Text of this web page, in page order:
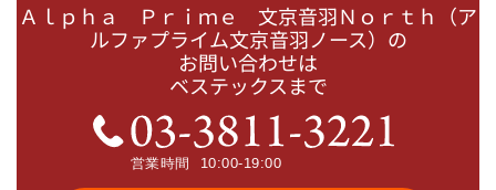
Ａｌｐｈａ Ｐｒｉｍｅ 文京音羽Ｎｏｒｔｈ（ア
ルファプライム文京音羽ノース）の
お問い合わせは
ベステックスまで